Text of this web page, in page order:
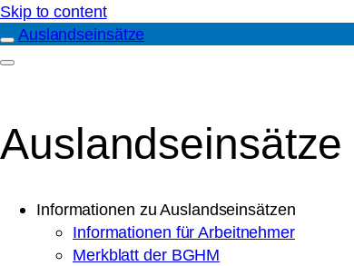
Skip to content
Auslandseinsätze
Auslandseinsätze
Informationen zu Auslandseinsätzen
Informationen für Arbeitnehmer
Merkblatt der BGHM